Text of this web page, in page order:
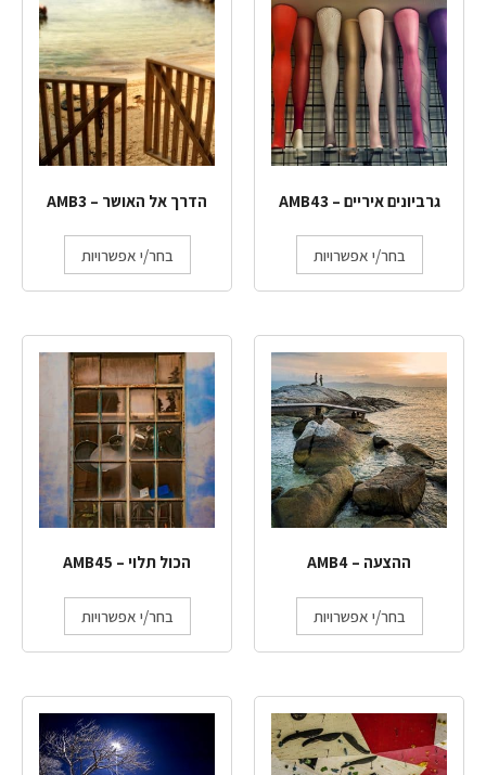
גרביונים איריים – AMB43
בחר/י אפשרויות
הדרך אל האושר – AMB3
בחר/י אפשרויות
ההצעה – AMB4
בחר/י אפשרויות
הכול תלוי – AMB45
בחר/י אפשרויות